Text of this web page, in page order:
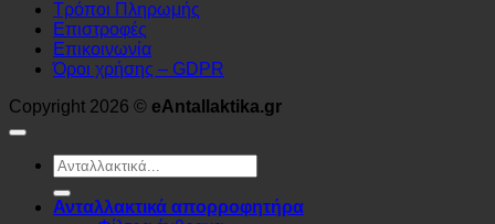
Τρόποι Πληρωμής
Επιστροφές
Επικοινωνία
Όροι χρήσης – GDPR
Copyright 2026 © eAntallaktika.gr
Αναζήτηση
για:
Ανταλλακτικά απορροφητήρα